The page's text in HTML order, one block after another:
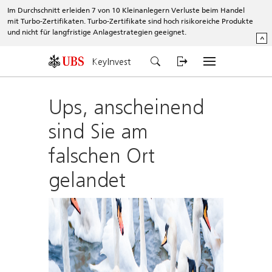
Im Durchschnitt erleiden 7 von 10 Kleinanlegern Verluste beim Handel
mit Turbo-Zertifikaten. Turbo-Zertifikate sind hoch risikoreiche Produkte
und nicht für langfristige Anlagestrategien geeignet.
^
KeyInvest
Ups, anscheinend
sind Sie am
falschen Ort
gelandet